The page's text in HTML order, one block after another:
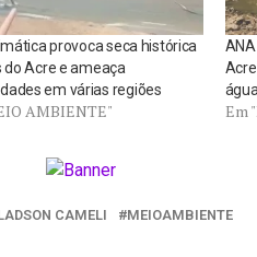
provoca seca histórica
do Acre e ameaça
em várias regiões
AMBIENTE"
água
Em
CAMELI MEIOAMBIENTE